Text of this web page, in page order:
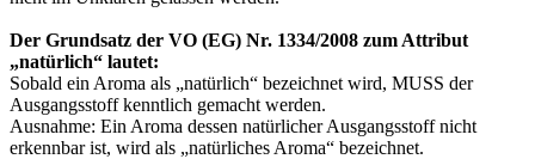
Der Grundsatz der VO (EG) Nr. 1334/2008 zum Attribut
„natürlich“ lautet:
Sobald ein Aroma als „natürlich“ bezeichnet wird, MUSS der
Ausgangsstoff kenntlich gemacht werden.
Ausnahme: Ein Aroma dessen natürlicher Ausgangsstoff nicht
erkennbar ist, wird als „natürliches Aroma“ bezeichnet.